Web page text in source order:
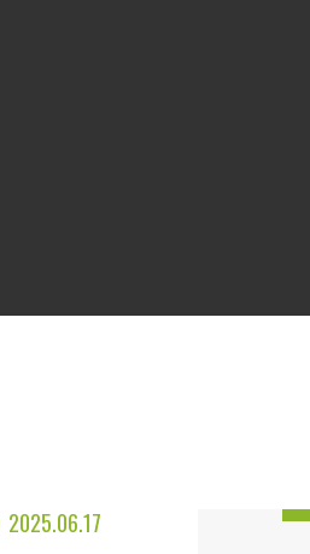
2025.06.17